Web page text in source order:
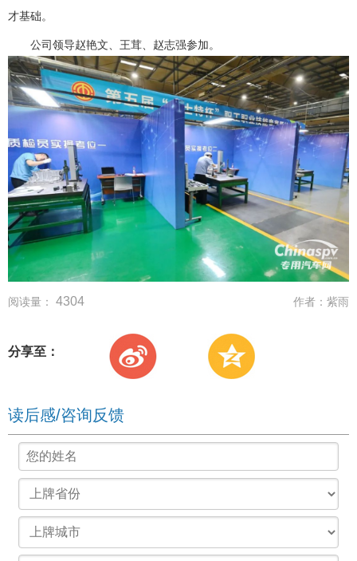
才基础。
公司领导赵艳文、王茸、赵志强参加。
阅读量： 4304 作者： 紫雨
分享至：
读后感/咨询反馈